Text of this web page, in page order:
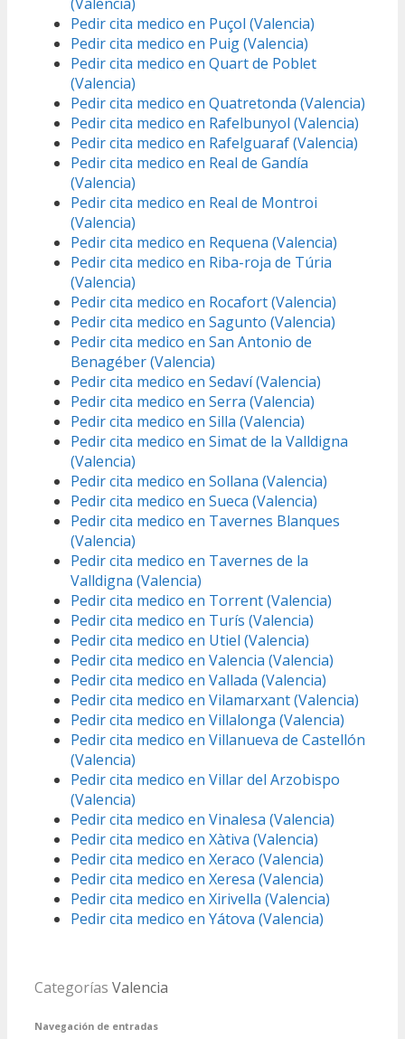
Pedir cita medico en Puçol (Valencia)
Pedir cita medico en Puig (Valencia)
Pedir cita medico en Quart de Poblet
(Valencia)
Pedir cita medico en Quatretonda (Valencia)
Pedir cita medico en Rafelbunyol (Valencia)
Pedir cita medico en Rafelguaraf (Valencia)
Pedir cita medico en Real de Gandía
(Valencia)
Pedir cita medico en Real de Montroi
(Valencia)
Pedir cita medico en Requena (Valencia)
Pedir cita medico en Riba-roja de Túria
(Valencia)
Pedir cita medico en Rocafort (Valencia)
Pedir cita medico en Sagunto (Valencia)
Pedir cita medico en San Antonio de
Benagéber (Valencia)
Pedir cita medico en Sedaví (Valencia)
Pedir cita medico en Serra (Valencia)
Pedir cita medico en Silla (Valencia)
Pedir cita medico en Simat de la Valldigna
(Valencia)
Pedir cita medico en Sollana (Valencia)
Pedir cita medico en Sueca (Valencia)
Pedir cita medico en Tavernes Blanques
(Valencia)
Pedir cita medico en Tavernes de la
Valldigna (Valencia)
Pedir cita medico en Torrent (Valencia)
Pedir cita medico en Turís (Valencia)
Pedir cita medico en Utiel (Valencia)
Pedir cita medico en Valencia (Valencia)
Pedir cita medico en Vallada (Valencia)
Pedir cita medico en Vilamarxant (Valencia)
Pedir cita medico en Villalonga (Valencia)
Pedir cita medico en Villanueva de Castellón
(Valencia)
Pedir cita medico en Villar del Arzobispo
(Valencia)
Pedir cita medico en Vinalesa (Valencia)
Pedir cita medico en Xàtiva (Valencia)
Pedir cita medico en Xeraco (Valencia)
Pedir cita medico en Xeresa (Valencia)
Pedir cita medico en Xirivella (Valencia)
Pedir cita medico en Yátova (Valencia)
Categorías Valencia
Navegación de entradas